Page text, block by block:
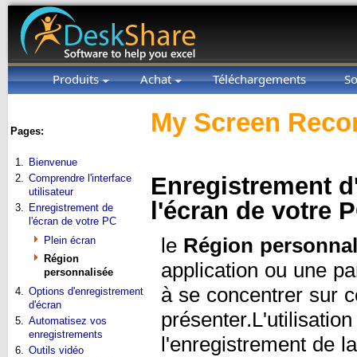
Produits Achat Téléchargements
Pages:
1. Bienvenue
2. Comprendre l'interface
utilisateur
3. Enregistrement de
l'écran de votre PC
Plein écran
Région
personnalisée
4. Options d'enregistrement
d'écran
5. Automatisez vos
enregistrements
6. Outils vidéo
My Screen
Enregistrement
l'écran de votre
le Région
application ou une
à se concentrer sur
l'enregistrement de